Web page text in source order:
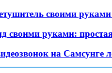
своими руками
своими руками:
на Самсунге